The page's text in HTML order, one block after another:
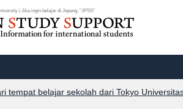
| Jika ingin belajar di Jepang, "JPSS"
tempat belajar sekolah dari Tokyo